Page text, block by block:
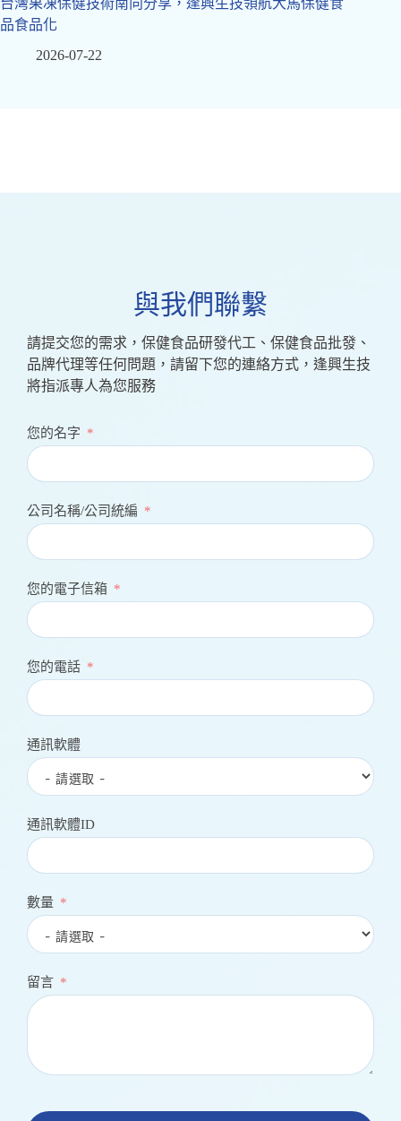
台灣果凍保健技術南向分享，逢興生技領航大馬保健食
品食品化
2026-07-22
與我們聯繫
請提交您的需求，保健食品研發代工、保健食品批發、
品牌代理等任何問題，請留下您的連絡方式，逢興生技
將指派專人為您服務
您的名字
公司名稱/公司統編
您的電子信箱
您的電話
通訊軟體
通訊軟體ID
數量
留言